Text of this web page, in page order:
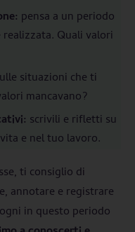
pensa a un periodo
Quali valori
situazioni che ti
mancavano?
scrivili e rifletti su
e nel tuo lavoro.
ti consiglio di
annotare e registrare
in questo periodo